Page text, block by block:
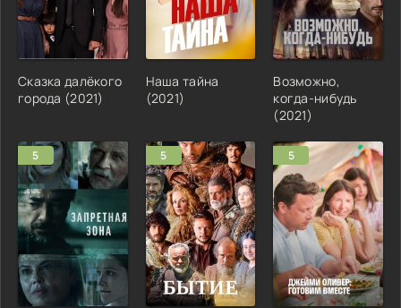
Сказка далёкого
города (2021)
Наша тайна
(2021)
Возможно,
когда-нибудь
(2021)
5 5 5